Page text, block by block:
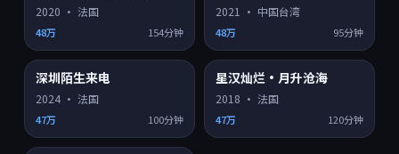
2020 · 法国
48万 154分钟
2021 · 中国台湾
48万 95分钟
8.4
深圳陌生来电
2024· 法国
47万 100分钟
7.8
星汉灿烂·月升沧海
2018 · 法国
47万 120分钟